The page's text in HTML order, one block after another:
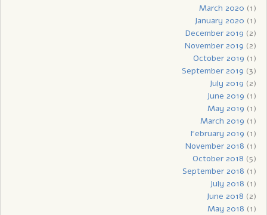
March 2020 (1)
January 2020 (1)
December 2019 (2)
November 2019 (2)
October 2019 (1)
September 2019 (3)
July 2019 (2)
June 2019 (1)
May 2019 (1)
March 2019 (1)
February 2019 (1)
November 2018 (1)
October 2018 (5)
September 2018 (1)
July 2018 (1)
June 2018 (2)
May 2018 (1)